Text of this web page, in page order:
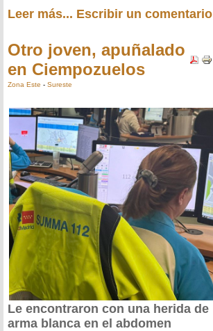
Leer más... Escribir un comentario
Otro joven, apuñalado
en Ciempozuelos
Zona Este - Sureste
Le encontraron con una herida de
arma blanca en el abdomen